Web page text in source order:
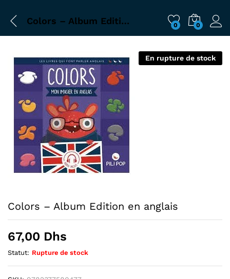
Colors – Album Edition en anglais 0 0
En rupture de stock
Colors – Album Edition en anglais
67,00 Dhs
Statut: Rupture de stock